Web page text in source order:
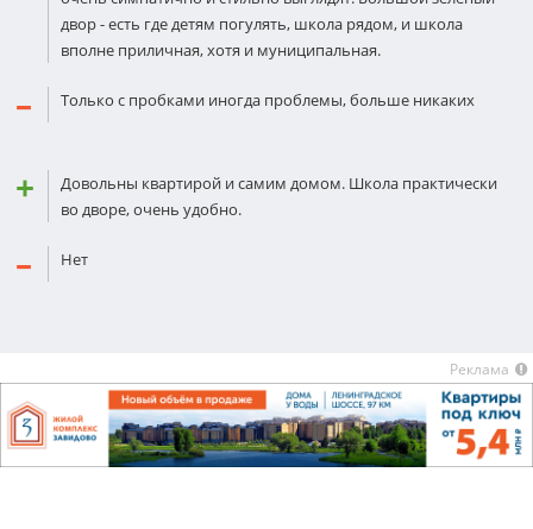
двор - есть где детям погулять, школа рядом, и школа
вполне приличная, хотя и муниципальная.
Только с пробками иногда проблемы, больше никаких
Довольны квартирой и самим домом. Школа практически
во дворе, очень удобно.
Нет
Реклама